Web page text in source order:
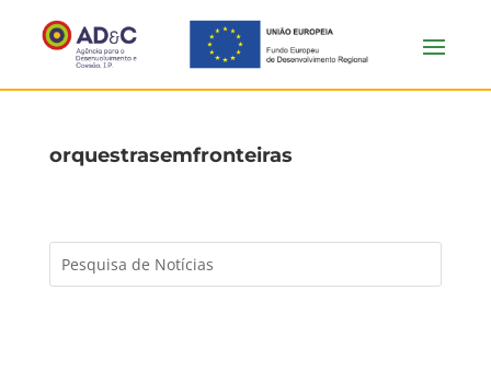
orquestrasemfronteiras